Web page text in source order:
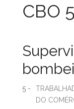
CBO
5 -
DO